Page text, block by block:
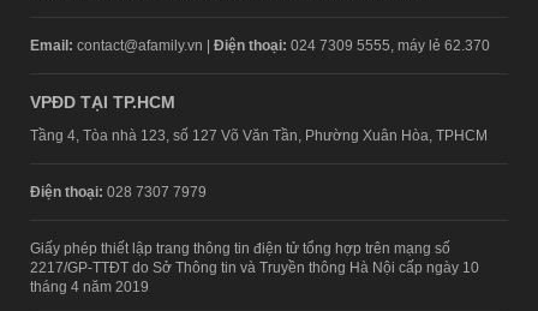
Email: contact@afamily.vn | Điện thoại: 024 7309 5555, máy lẻ 62.370
VPĐD TẠI TP.HCM
Tầng 4, Tòa nhà 123, số 127 Võ Văn Tần, Phường Xuân Hòa, TPHCM
Điện thoại: 028 7307 7979
Giấy phép thiết lập trang thông tin điện tử tổng hợp trên mạng số
2217/GP-TTĐT do Sở Thông tin và Truyền thông Hà Nội cấp ngày 10
tháng 4 năm 2019